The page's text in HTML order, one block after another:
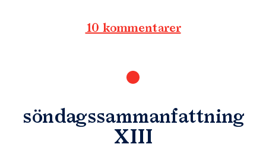
10 kommentarer
söndagssammanfattning
XIII